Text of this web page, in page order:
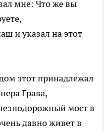
мне: Что же вы
и указал на этот
этот принадлежал
Грава,
мост в
давно живет в